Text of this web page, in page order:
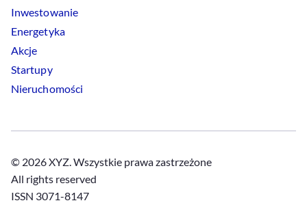
Inwestowanie
Energetyka
Akcje
Startupy
Nieruchomości
© 2026 XYZ. Wszystkie prawa zastrzeżone
All rights reserved
ISSN 3071-8147